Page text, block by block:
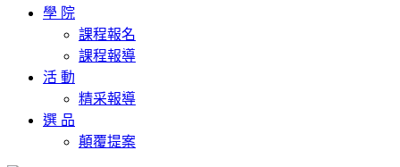
學 院
課程報名
課程報導
活 動
精采報導
選 品
顛覆提案